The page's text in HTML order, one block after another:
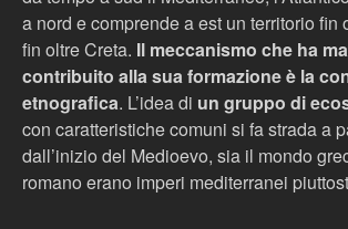
a nord e comprende a est un territorio fin
fin oltre Creta. Il meccanismo che ha
contribuito alla sua formazione è la
etnografica. L’idea di un gruppo di
con caratteristiche comuni si fa strada a
dall’inizio del Medioevo, sia il mondo
romano erano imperi mediterranei